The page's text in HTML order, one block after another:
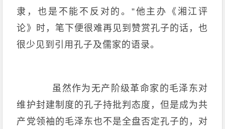
隶，也是不能不反对的。”他主办《湘江评
论》时，笔下便很难再见到赞赏孔子的话，也
很少见到引用孔子及儒家的语录。
虽然作为无产阶级革命家的毛泽东对
维护封建制度的孔子持批判态度，但是成为共
产党领袖的毛泽东也不是全盘否定孔子的，对